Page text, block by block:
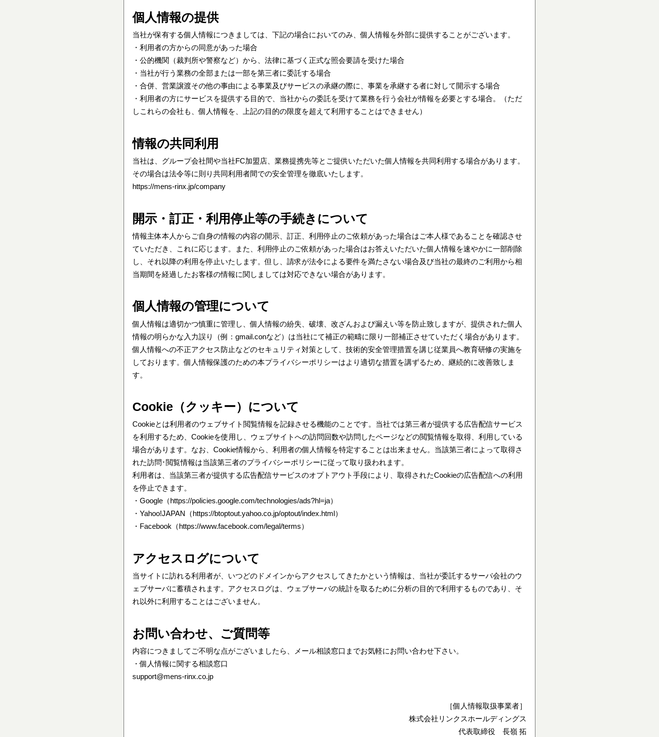
個人情報の提供
当社が保有する個人情報につきましては、下記の場合においてのみ、個人情報を外部に提供することがございます。
・利用者の方からの同意があった場合
・公的機関（裁判所や警察など）から、法律に基づく正式な照会要請を受けた場合
・当社が行う業務の全部または一部を第三者に委託する場合
・合併、営業譲渡その他の事由による事業及びサービスの承継の際に、事業を承継する者に対して開示する場合
・利用者の方にサービスを提供する目的で、当社からの委託を受けて業務を行う会社が情報を必要とする場合。（ただ
しこれらの会社も、個人情報を、上記の目的の限度を超えて利用することはできません）
情報の共同利用
当社は、グループ会社間や当社FC加盟店、業務提携先等とご提供いただいた個人情報を共同利用する場合があります。
その場合は法令等に則り共同利用者間での安全管理を徹底いたします。
https://mens-rinx.jp/company
開示・訂正・利用停止等の手続きについて
情報主体本人からご自身の情報の内容の開示、訂正、利用停止のご依頼があった場合はご本人様であることを確認させ
ていただき、これに応じます。また、利用停止のご依頼があった場合はお答えいただいた個人情報を速やかに一部削除
し、それ以降の利用を停止いたします。但し、請求が法令による要件を満たさない場合及び当社の最終のご利用から相
当期間を経過したお客様の情報に関しましては対応できない場合があります。
個人情報の管理について
個人情報は適切かつ慎重に管理し、個人情報の紛失、破壊、改ざんおよび漏えい等を防止致しますが、提供された個人
情報の明らかな入力誤り（例：gmail.conなど）は当社にて補正の範疇に限り一部補正させていただく場合があります。
個人情報への不正アクセス防止などのセキュリティ対策として、技術的安全管理措置を講じ従業員へ教育研修の実施を
しております。個人情報保護のための本プライバシーポリシーはより適切な措置を講ずるため、継続的に改善致しま
す。
Cookie（クッキー）について
Cookieとは利用者のウェブサイト閲覧情報を記録させる機能のことです。当社では第三者が提供する広告配信サービス
を利用するため、Cookieを使用し、ウェブサイトへの訪問回数や訪問したページなどの閲覧情報を取得、利用している
場合があります。なお、Cookie情報から、利用者の個人情報を特定することは出来ません。当該第三者によって取得さ
れた訪問･閲覧情報は当該第三者のプライバシーポリシーに従って取り扱われます。
利用者は、当該第三者が提供する広告配信サービスのオプトアウト手段により、取得されたCookieの広告配信への利用
を停止できます。
・Google（https://policies.google.com/technologies/ads?hl=ja）
・Yahoo!JAPAN（https://btoptout.yahoo.co.jp/optout/index.html）
・Facebook（https://www.facebook.com/legal/terms）
アクセスログについて
当サイトに訪れる利用者が、いつどのドメインからアクセスしてきたかという情報は、当社が委託するサーバ会社のウ
ェブサーバに蓄積されます。アクセスログは、ウェブサーバの統計を取るために分析の目的で利用するものであり、そ
れ以外に利用することはございません。
お問い合わせ、ご質問等
内容につきましてご不明な点がございましたら、メール相談窓口までお気軽にお問い合わせ下さい。
・個人情報に関する相談窓口
support@mens-rinx.co.jp
［個人情報取扱事業者］
株式会社リンクスホールディングス
代表取締役 長嶺 拓